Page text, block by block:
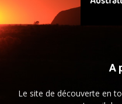
A
Le site de découverte en